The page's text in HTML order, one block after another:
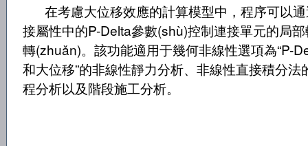
在考慮大位移效應的計算模型中，程序可以
接屬性中的P-Delta參數(shù)控制連接單元的局
轉(zhuǎn)。該功能適用于幾何非線性選項為“P-
和大位移”的非線性靜力分析、非線性直接積分法
程分析以及階段施工分析。